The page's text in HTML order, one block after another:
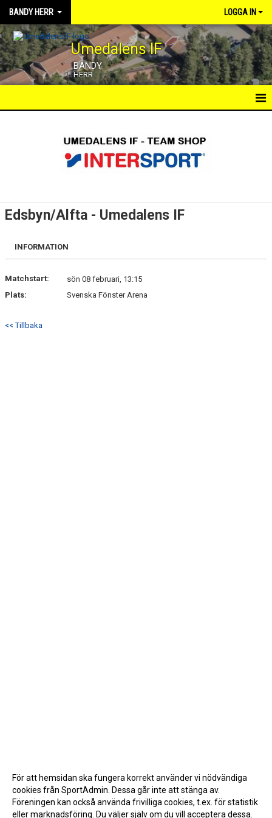
BANDY HERR LOGGA IN
Umedalens IF
BANDY
HERR
DOKUMENT
Edsbyn/Alfta - Umedalens IF
INFORMATION
Matchstart:
sön 08 februari, 13:15
Plats:
Svenska Fönster Arena
<< Tillbaka
För att hemsidan ska fungera korrekt använder vi nödvändiga
cookies från SportAdmin. Dessa går inte att stänga av.
Föreningen kan också använda frivilliga cookies, t.ex. för statistik
eller marknadsföring. Du väljer själv om du vill acceptera dessa.